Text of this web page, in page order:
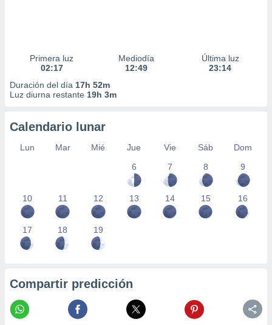
Primera luz
02:17
Mediodía
12:49
Última luz
23:14
Duración del día 17h 52m
Luz diurna restante 19h 3m
Calendario lunar
Lun Mar Mié Jue Vie Sáb
Dom
6
7 8 9
10 11 12 13 14 15 16
17 18 19
Compartir predicción